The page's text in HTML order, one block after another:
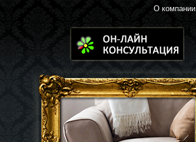
О компании